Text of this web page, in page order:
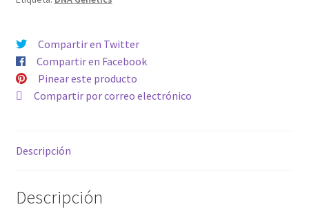
Compartir en Twitter
Compartir en Facebook
Pinear este producto
Compartir por correo electrónico
Descripción
Descripción